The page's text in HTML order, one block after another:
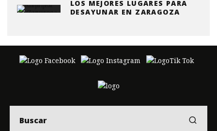
LOS MEJORES LUGARES PARA
DESAYUNAR EN ZARAGOZA